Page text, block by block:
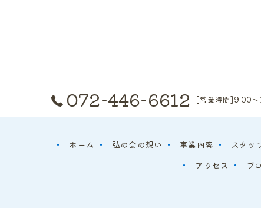
072-446-6612 [営業時間]9:00
ホーム 弘の会の想い 事業内容 スタッ
アクセス
ブ